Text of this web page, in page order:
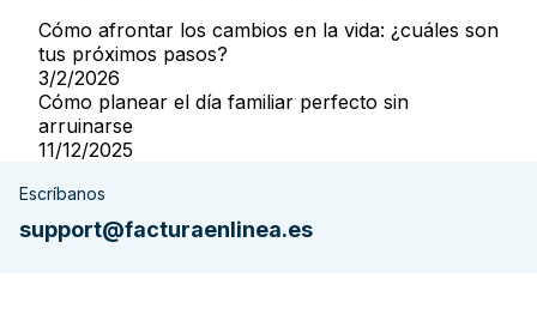
Cómo afrontar los cambios en la vida: ¿cuáles son
tus próximos pasos?
3/2/2026
Cómo planear el día familiar perfecto sin
arruinarse
11/12/2025
Escríbanos
support@facturaenlinea.es